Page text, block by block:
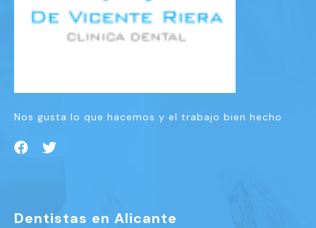
Nos gusta lo que hacemos y el trabajo bien hecho
Dentistas en Alicante